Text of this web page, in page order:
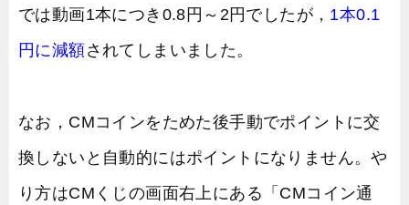
では動画1本につき0.8円～2円でしたが， 1本0.1
円に減額されてしまいました。
なお，CMコインをためた後手動でポイントに交
換しないと自動的にはポイントになりません。や
り方はCMくじの画面右上にある「CMコイン通